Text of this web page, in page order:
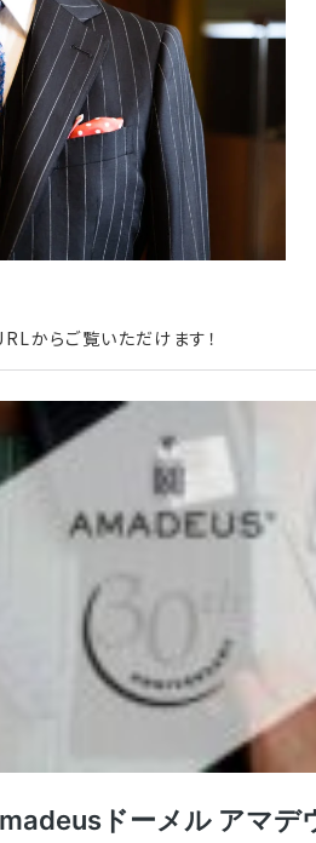
からご覧いただけます！